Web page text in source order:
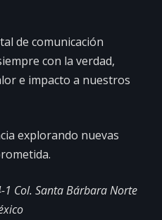
de comunicación
con la verdad,
e impacto a nuestros
explorando nuevas
Col. Santa Bárbara Norte